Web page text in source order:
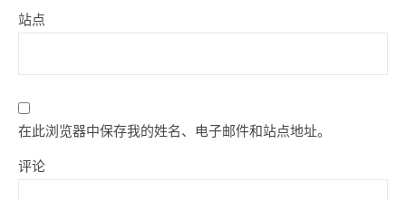
站点
在此浏览器中保存我的姓名、电子邮件和站点地址。
评论